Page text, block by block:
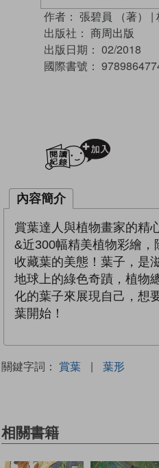
作者： 張碧員 （著） |
出版社： 商周出版
出版日期： 02/2018
國際書號：
內容簡介
賞葉達人與植物畫家的精
&近300幅精美植物彩繪
收藏葉的美態！葉子，是
地球上的綠色奇蹟，植物
化的葉子來展現自己，想
葉開始！
關鍵字詞： 賞葉 | 葉形
相關書籍